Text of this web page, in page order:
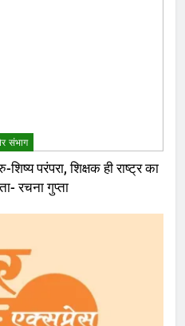
संभाग
परंपरा, शिक्षक ही राष्ट्र का
रचना गुप्ता